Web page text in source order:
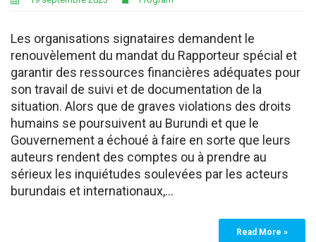
Les organisations signataires demandent le
renouvèlement du mandat du Rapporteur spécial et
garantir des ressources financières adéquates pour
son travail de suivi et de documentation de la
situation. Alors que de graves violations des droits
humains se poursuivent au Burundi et que le
Gouvernement a échoué à faire en sorte que leurs
auteurs rendent des comptes ou à prendre au
sérieux les inquiétudes soulevées par les acteurs
burundais et internationaux,…
Read More »